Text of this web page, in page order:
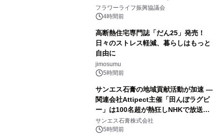
山・射水で開催
フラワーライフ振興協議会
4時間前
高断熱住宅専門誌「だん25」発売！
日々のストレス軽減、暮らしはもっと
自由に
jimosumu
5時間前
サンエス石膏の地域貢献活動が加速 ―
関連会社Attipect主催「田んぼラグビ
ー」は100名超が熱狂しNHKで放送さ
れました。
サンエス石膏株式会社
5時間前